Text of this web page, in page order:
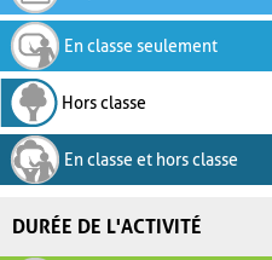
En classe seulement
Hors classe
En classe et hors classe
DURÉE DE L'ACTIVITÉ